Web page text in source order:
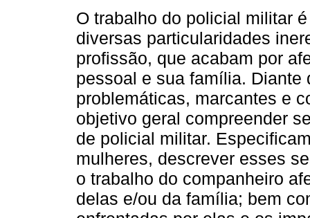
O trabalho do policial militar
diversas particularidades
profissão, que acabam por
pessoal e sua família. Diante
problemáticas, marcantes e
objetivo geral compreender
de policial militar.
mulheres, descrever esses
o trabalho do companheiro
delas e/ou da família; bem